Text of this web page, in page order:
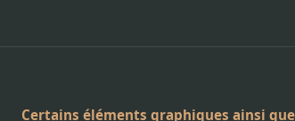
Certains éléments graphiques ainsi